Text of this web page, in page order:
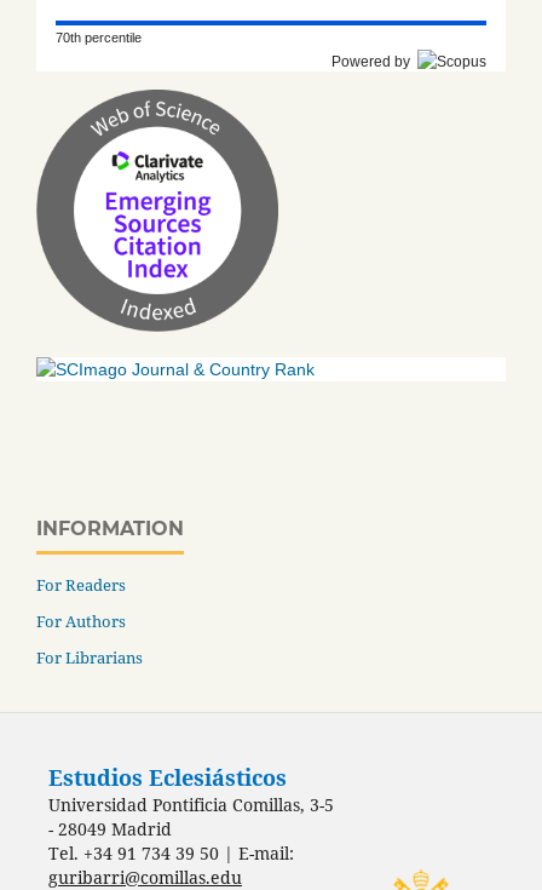
70th percentile
Powered by
INFORMATION
For Readers
For Authors
For Librarians
Estudios Eclesiásticos
Universidad Pontificia Comillas, 3-5
- 28049 Madrid
Tel. +34 91 734 39 50 | E-mail:
guribarri@comillas.edu